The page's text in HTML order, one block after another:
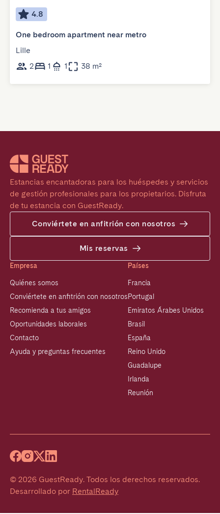
4.8
One bedroom apartment near metro
Lille
2
1 1 38 m²
Estancias encantadoras para los huéspedes y servicios
de gestión profesionales para los propietarios. Disfruta
de tu estancia con GuestReady.
Conviértete en anfitrión con nosotros
Mis reservas
Empresa
Quiénes somos
Conviértete en anfitrión con nosotros
Recomienda a tus amigos
Oportunidades laborales
Contacto
Ayuda y preguntas frecuentes
Países
Francia
Portugal
Emiratos Árabes Unidos
Brasil
España
Reino Unido
Guadalupe
Irlanda
Reunión
© 2026 GuestReady. Todos los derechos reservados.
Desarrollado por RentalReady